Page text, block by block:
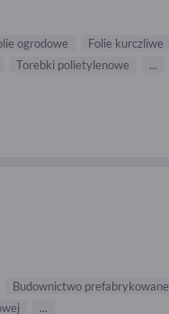
ogrodowe
Folie kurczliwe
Torebki polietylenowe ...
Budownictwo prefabrykowane
...